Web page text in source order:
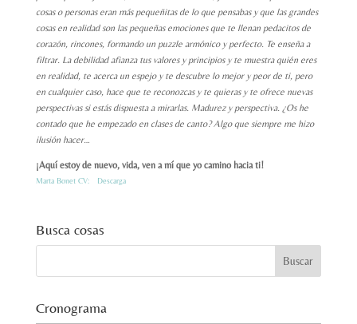
cosas o personas eran más pequeñitas de lo que pensabas y que las grandes
cosas en realidad son las pequeñas emociones que te llenan pedacitos de
corazón, rincones, formando un puzzle armónico y perfecto. Te enseña a
filtrar. La debilidad afianza tus valores y principios y te muestra quién eres
en realidad, te acerca un espejo y te descubre lo mejor y peor de ti, pero
en cualquier caso, hace que te reconozcas y te quieras y te ofrece nuevas
perspectivas si estás dispuesta a mirarlas. Madurez y perspectiva. ¿Os he
contado que he empezado en clases de canto? Algo que siempre me hizo
ilusión hacer…
¡Aquí estoy de nuevo, vida, ven a mí que yo camino hacia ti!
Marta Bonet CV: Descarga
Busca cosas
Cronograma